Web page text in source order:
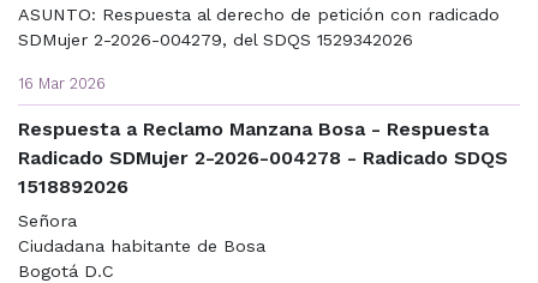
ASUNTO: Respuesta al derecho de petición con radicado
SDMujer 2-2026-004279, del SDQS 1529342026
16 Mar 2026
Respuesta a Reclamo Manzana Bosa - Respuesta
Radicado SDMujer 2-2026-004278 - Radicado SDQS
1518892026
Señora
Ciudadana habitante de Bosa
Bogotá D.C